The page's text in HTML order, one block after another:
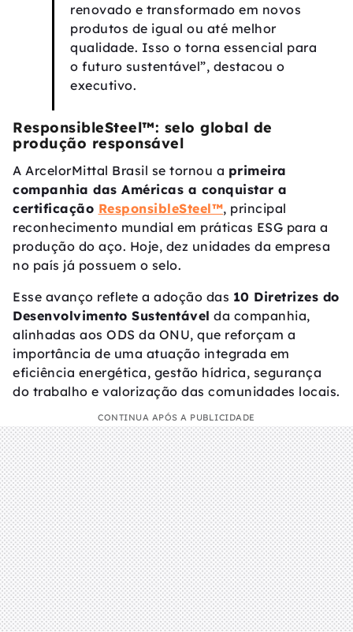
renovado e transformado em novos
produtos de igual ou até melhor
qualidade. Isso o torna essencial para
o futuro sustentável”, destacou o
executivo.
ResponsibleSteel™: selo global de
produção responsável
A ArcelorMittal Brasil se tornou a primeira
companhia das Américas a conquistar a
certificação ResponsibleSteel™, principal
reconhecimento mundial em práticas ESG para a
produção do aço. Hoje, dez unidades da empresa
no país já possuem o selo.
Esse avanço reflete a adoção das 10 Diretrizes do
Desenvolvimento Sustentável da companhia,
alinhadas aos ODS da ONU, que reforçam a
importância de uma atuação integrada em
eficiência energética, gestão hídrica, segurança
do trabalho e valorização das comunidades locais.
CONTINUA APÓS A PUBLICIDADE